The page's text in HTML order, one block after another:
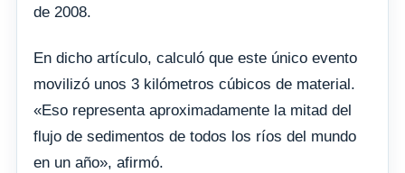
de 2008.
En dicho artículo, calculó que este único evento
movilizó unos 3 kilómetros cúbicos de material.
«Eso representa aproximadamente la mitad del
flujo de sedimentos de todos los ríos del mundo
en un año», afirmó.